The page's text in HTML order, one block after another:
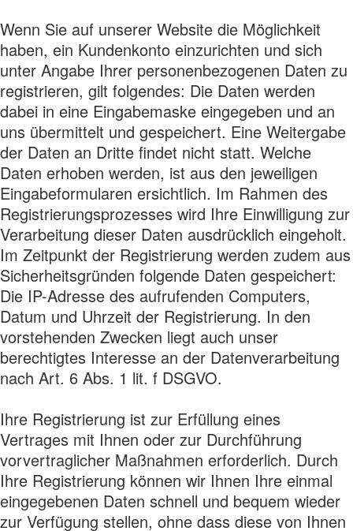
Wenn Sie auf unserer Website die Möglichkeit
haben, ein Kundenkonto einzurichten und sich
unter Angabe Ihrer personenbezogenen Daten zu
registrieren, gilt folgendes: Die Daten werden
dabei in eine Eingabemaske eingegeben und an
uns übermittelt und gespeichert. Eine Weitergabe
der Daten an Dritte findet nicht statt. Welche
Daten erhoben werden, ist aus den jeweiligen
Eingabeformularen ersichtlich. Im Rahmen des
Registrierungsprozesses wird Ihre Einwilligung zur
Verarbeitung dieser Daten ausdrücklich eingeholt.
Im Zeitpunkt der Registrierung werden zudem aus
Sicherheitsgründen folgende Daten gespeichert:
Die IP-Adresse des aufrufenden Computers,
Datum und Uhrzeit der Registrierung. In den
vorstehenden Zwecken liegt auch unser
berechtigtes Interesse an der Datenverarbeitung
nach Art. 6 Abs. 1 lit. f DSGVO.
Ihre Registrierung ist zur Erfüllung eines
Vertrages mit Ihnen oder zur Durchführung
vorvertraglicher Maßnahmen erforderlich. Durch
Ihre Registrierung können wir Ihnen Ihre einmal
eingegebenen Daten schnell und bequem wieder
zur Verfügung stellen, ohne dass diese von Ihnen